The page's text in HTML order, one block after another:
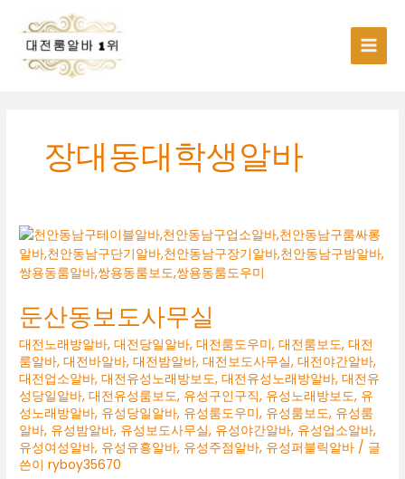
장대동대학생알바
둔산동보도사무실
대전노래방알바,대전당일알바,대전룸도우미,대전룸보도,대전
룸알바,대전바알바,대전밤알바,대전보도사무실,대전야간알바,
대전업소알바,대전유성노래방보도,대전유성노래방알바,대전유
성당일알바,대전유성룸보도, 유성구인구직, 유성노래방보도, 유
성노래방알바, 유성당일알바, 유성룸도우미, 유성룸보도, 유성룸
알바, 유성밤알바, 유성보도사무실, 유성야간알바, 유성업소알바,
유성여성알바, 유성유흥알바, 유성주점알바, 유성퍼블릭알바 / 글
쓴이ryboy35670